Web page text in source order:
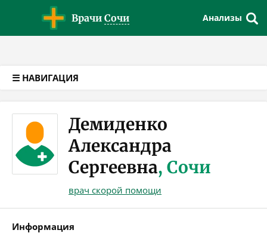
Врачи Сочи Анализы
☰ НАВИГАЦИЯ
Демиденко
Александра
Сергеевна, Сочи
врач скорой помощи
Информация